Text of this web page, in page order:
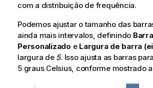
com a distribuição de frequência.
Podemos ajustar o tamanho das
ainda mais intervalos, definindo
Personalizado e Largura de barra
largura de 5. Isso ajusta as barras
5 graus Celsius, conforme mostrado